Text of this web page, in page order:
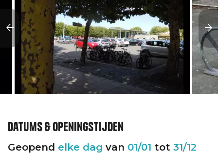
Datums & openingstijden
Geopend elke dag van 01/01 tot 31/12